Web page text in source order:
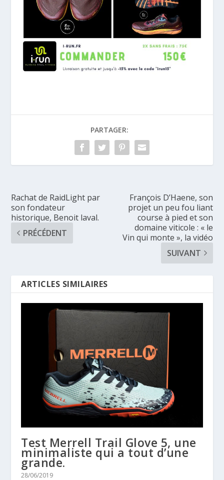
PARTAGER:
Rachat de RaidLight par
son fondateur
historique, Benoit laval.
PRÉCÉDENT
François D’Haene, son
projet un peu fou liant
course à pied et son
domaine viticole : « le
Vin qui monte », la vidéo
SUIVANT
ARTICLES SIMILAIRES
Test Merrell Trail Glove 5, une
minimaliste qui a tout d’une
grande.
28/06/2019